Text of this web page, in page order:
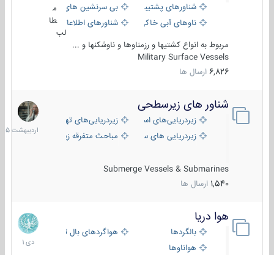
شناورهای پشتیبانی
بی سرنشین های دریایی
ناوهای آبی خاکی و نیروبرشناورهای اطلاعاتی و جاسوسی
طا
لب
مربوط به انواع کشتیها و رزمناوها و ناوشکنها و ...
Military Surface Vessels
6,826 ارسال ها
شناور های زیرسطحی
زیردریایی‌های استراتژیکزیردریایی‌های تهاجمی
زیردریایی های سبک
مباحث متفرقه زیرسطحی
Submerge Vessels & Submarines
1,540 ارسال ها
31
1405
هوا دریا
بالگردها
هواگردهای بال ثابت
هواناوها
12
دی
1401